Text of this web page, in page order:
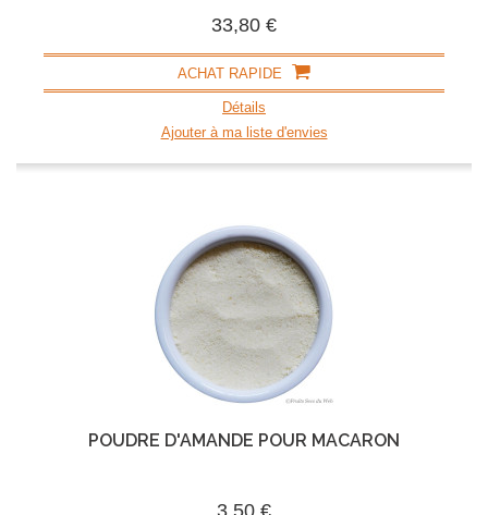
33,80 €
ACHAT RAPIDE
Détails
Ajouter à ma liste d'envies
POUDRE D'AMANDE POUR MACARON
3,50 €